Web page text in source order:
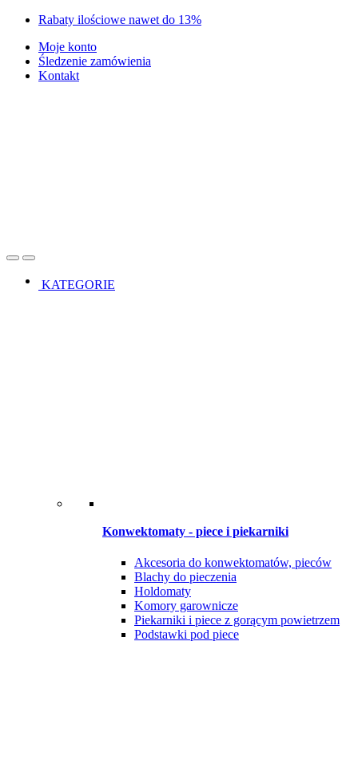
Skip
navigation
Skip
content
Rabaty ilościowe nawet do 13%
Moje konto
Śledzenie zamówienia
Kontakt
OpenClose
KATEGORIE
Konwektomaty - piece i piekarniki
Akcesoria do konwektomatów, pieców
Blachy do pieczenia
Holdomaty
Komory garownicze
Piekarniki i piece z gorącym powietrzem
Podstawki pod piece